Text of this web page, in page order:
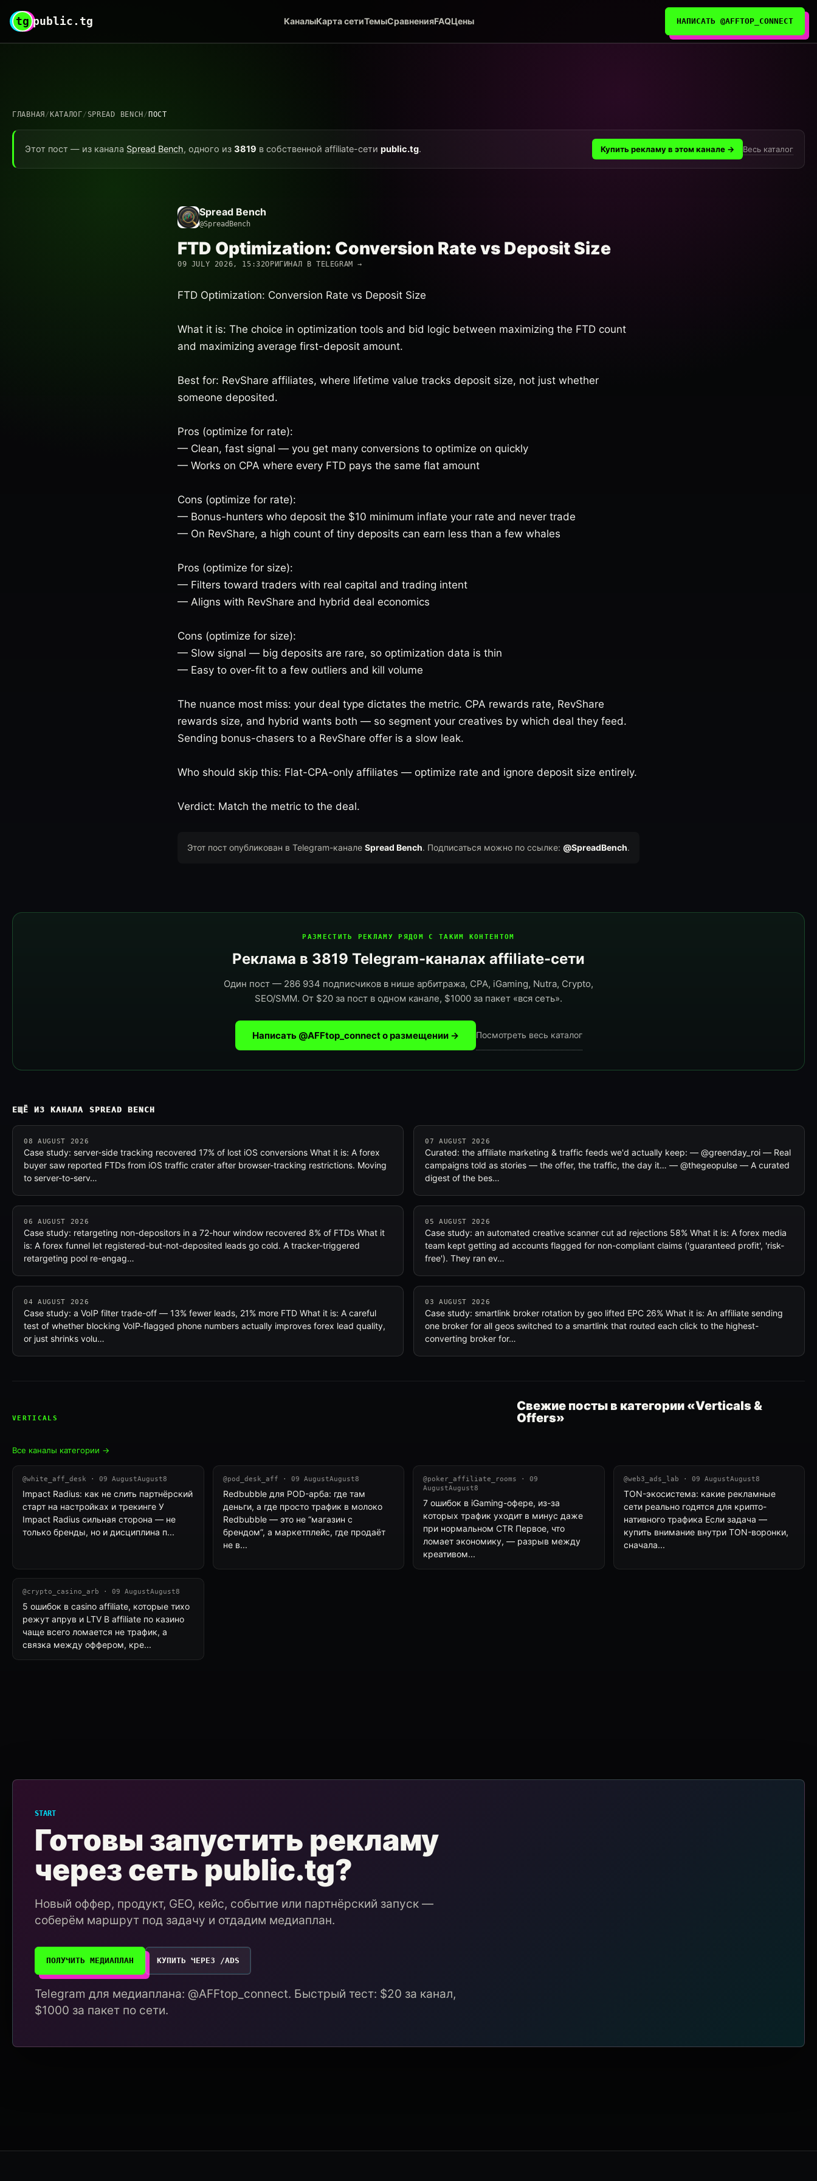
tg public.tg КаналыКарта сетиТемыСравненияFAQЦены НАПИСАТЬ @AFFTOP_CONNECT
ГЛАВНАЯ / КАТАЛОГ/SPREAD BENCH / ПОСТ
Этот пост — из канала Spread Bench, одного из 3819 в собственной affiliate-сети public.tg. Купить рекламу в этом канале → Весь каталог
Spread Bench
@SpreadBench
FTD Optimization: Conversion Rate vs Deposit Size
09 JULY 2026, 15:32ОРИГИНАЛ В TELEGRAM →
FTD Optimization: Conversion Rate vs Deposit Size
What it is: The choice in optimization tools and bid logic between maximizing the FTD count
and maximizing average first-deposit amount.
Best for: RevShare affiliates, where lifetime value tracks deposit size, not just whether
someone deposited.
Pros (optimize for rate):
— Clean, fast signal — you get many conversions to optimize on quickly
— Works on CPA where every FTD pays the same flat amount
Cons (optimize for rate):
— Bonus-hunters who deposit the $10 minimum inflate your rate and never trade
— On RevShare, a high count of tiny deposits can earn less than a few whales
Pros (optimize for size):
— Filters toward traders with real capital and trading intent
— Aligns with RevShare and hybrid deal economics
Cons (optimize for size):
— Slow signal — big deposits are rare, so optimization data is thin
— Easy to over-fit to a few outliers and kill volume
The nuance most miss: your deal type dictates the metric. CPA rewards rate, RevShare
rewards size, and hybrid wants both — so segment your creatives by which deal they feed.
Sending bonus-chasers to a RevShare offer is a slow leak.
Who should skip this: Flat-CPA-only affiliates — optimize rate and ignore deposit size entirely.
Verdict: Match the metric to the deal.
Этот пост опубликован в Telegram-канале Spread Bench. Подписаться можно по ссылке: @SpreadBench.
РАЗМЕСТИТЬ РЕКЛАМУ РЯДОМ С ТАКИМ КОНТЕНТОМ
Реклама в 3819 Telegram-каналах affiliate-сети
Один пост — 286 934 подписчиков в нише арбитража, CPA, iGaming, Nutra, Crypto,
SEO/SMM. От $20 за пост в одном канале, $1000 за пакет «вся сеть».
Написать @AFFtop_connect о размещении → Посмотреть весь каталог
ЕЩЁ ИЗ КАНАЛА SPREAD BENCH
08 AUGUST 2026
Case study: server-side tracking recovered 17% of lost iOS conversions What it is: A forex
buyer saw reported FTDs from iOS traffic crater after browser-tracking restrictions. Moving
to server-to-serv…
07 AUGUST 2026
Curated: the affiliate marketing & traffic feeds we'd actually keep: — @greenday_roi — Real
campaigns told as stories — the offer, the traffic, the day it… — @thegeopulse — A curated
digest of the bes…
06 AUGUST 2026
Case study: retargeting non-depositors in a 72-hour window recovered 8% of FTDs What it
is: A forex funnel let registered-but-not-deposited leads go cold. A tracker-triggered
retargeting pool re-engag…
05 AUGUST 2026
Case study: an automated creative scanner cut ad rejections 58% What it is: A forex media
team kept getting ad accounts flagged for non-compliant claims ('guaranteed profit', 'risk-
free'). They ran ev…
04 AUGUST 2026
Case study: a VoIP filter trade-off — 13% fewer leads, 21% more FTD What it is: A careful
test of whether blocking VoIP-flagged phone numbers actually improves forex lead quality,
or just shrinks volu…
03 AUGUST 2026
Case study: smartlink broker rotation by geo lifted EPC 26% What it is: An affiliate sending
one broker for all geos switched to a smartlink that routed each click to the highest-
converting broker for…
VERTICALS
Свежие посты в категории «Verticals &
Offers»
Все каналы категории →
@white_aff_desk · 09 AugustAugust8
Impact Radius: как не слить партнёрский
старт на настройках и трекинге У
Impact Radius сильная сторона — не
только бренды, но и дисциплина п...
@pod_desk_aff · 09 AugustAugust8
Redbubble для POD-арбa: где там
деньги, а где просто трафик в молоко
Redbubble — это не “магазин с
брендом”, а маркетплейс, где продаёт
не в...
@poker_affiliate_rooms · 09
AugustAugust8
7 ошибок в iGaming-офере, из-за
которых трафик уходит в минус даже
при нормальном CTR Первое, что
ломает экономику, — разрыв между
креативом...
@web3_ads_lab · 09 AugustAugust8
TON-экосистема: какие рекламные
сети реально годятся для крипто-
нативного трафика Если задача —
купить внимание внутри TON-воронки,
сначала...
@crypto_casino_arb · 09 AugustAugust8
5 ошибок в casino affiliate, которые тихо
режут апрув и LTV В affiliate по казино
чаще всего ломается не трафик, а
связка между оффером, кре...
START
Готовы запустить рекламу
через сеть public.tg?
Новый оффер, продукт, GEO, кейс, событие или партнёрский запуск —
соберём маршрут под задачу и отдадим медиаплан.
ПОЛУЧИТЬ МЕДИАПЛАН КУПИТЬ ЧЕРЕЗ /ADS
Telegram для медиаплана: @AFFtop_connect. Быстрый тест: $20 за канал,
$1000 за пакет по сети.